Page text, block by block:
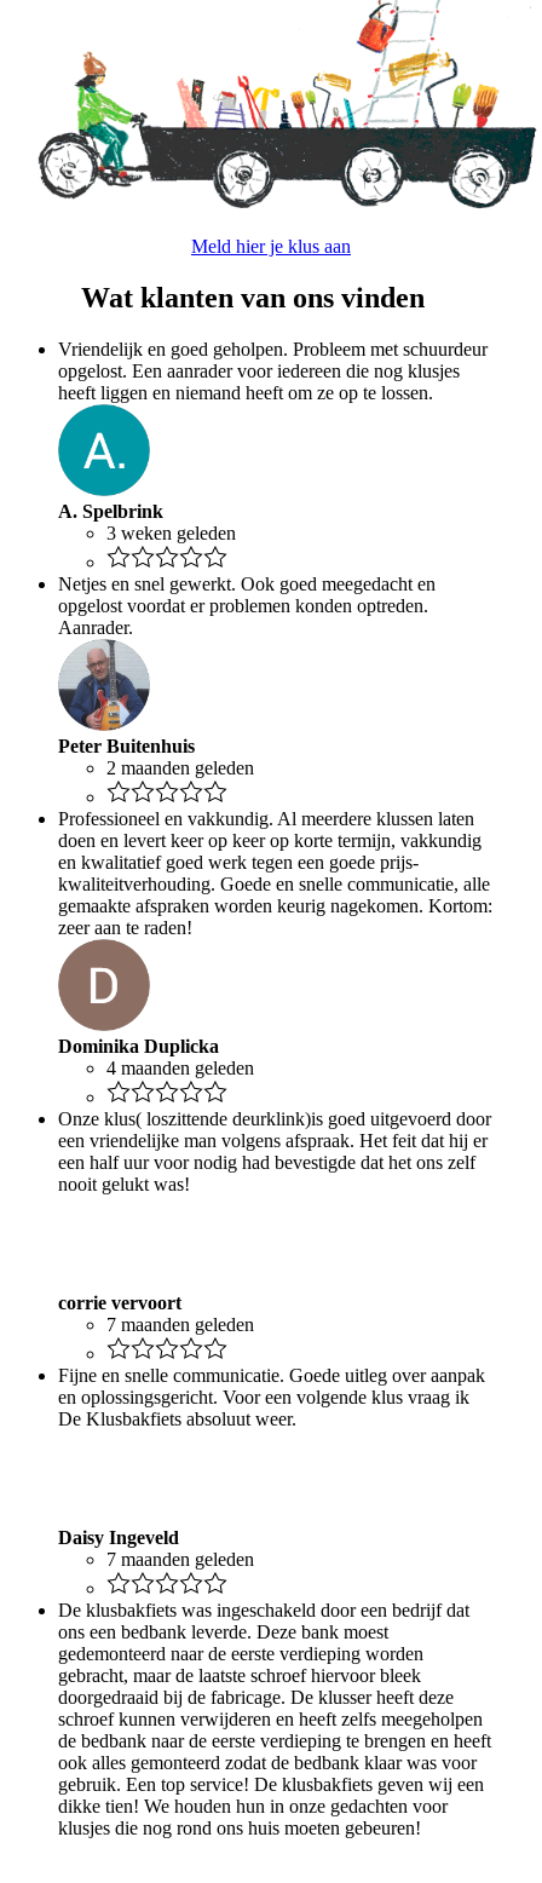
Meld hier je klus aan
Wat klanten van ons vinden
Vriendelijk en goed geholpen. Probleem met schuurdeur
opgelost. Een aanrader voor iedereen die nog klusjes
heeft liggen en niemand heeft om ze op te lossen.
A. Spelbrink
3 weken geleden
Netjes en snel gewerkt. Ook goed meegedacht en
opgelost voordat er problemen konden optreden.
Aanrader.
Peter Buitenhuis
2 maanden geleden
Professioneel en vakkundig. Al meerdere klussen laten
doen en levert keer op keer op korte termijn, vakkundig
en kwalitatief goed werk tegen een goede prijs-
kwaliteitverhouding. Goede en snelle communicatie, alle
gemaakte afspraken worden keurig nagekomen. Kortom:
zeer aan te raden!
Dominika Duplicka
4 maanden geleden
Onze klus( loszittende deurklink)is goed uitgevoerd door
een vriendelijke man volgens afspraak. Het feit dat hij er
een half uur voor nodig had bevestigde dat het ons zelf
nooit gelukt was!
corrie vervoort
7 maanden geleden
Fijne en snelle communicatie. Goede uitleg over aanpak
en oplossingsgericht. Voor een volgende klus vraag ik
De Klusbakfiets absoluut weer.
Daisy Ingeveld
7 maanden geleden
De klusbakfiets was ingeschakeld door een bedrijf dat
ons een bedbank leverde. Deze bank moest
gedemonteerd naar de eerste verdieping worden
gebracht, maar de laatste schroef hiervoor bleek
doorgedraaid bij de fabricage. De klusser heeft deze
schroef kunnen verwijderen en heeft zelfs meegeholpen
de bedbank naar de eerste verdieping te brengen en heeft
ook alles gemonteerd zodat de bedbank klaar was voor
gebruik. Een top service! De klusbakfiets geven wij een
dikke tien! We houden hun in onze gedachten voor
klusjes die nog rond ons huis moeten gebeuren!